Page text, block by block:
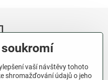
novinky:
vaší návštěvy tohoto
shromažďování údajů o jeho